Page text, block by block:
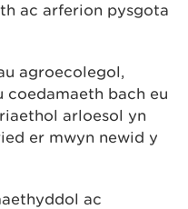
ac arferion pysgota
agroecolegol,
coedamaeth bach eu
arloesol yn
er mwyn newid y
ac